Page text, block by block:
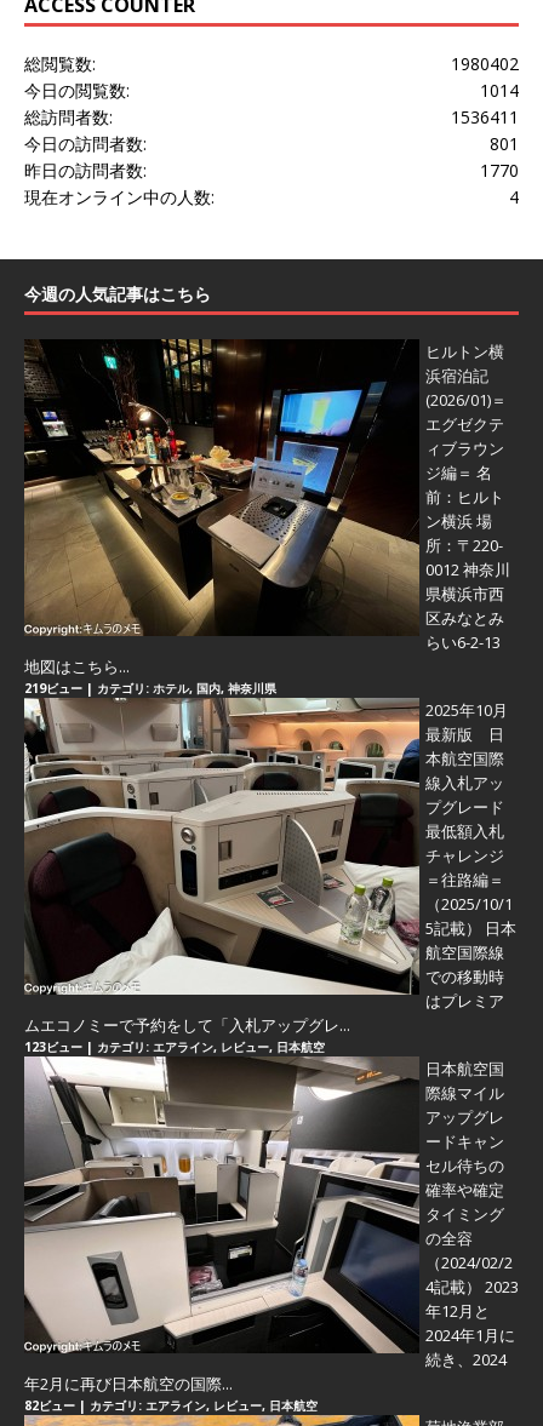
1980402
総閲覧数:
1014
今日の閲覧数:
1536411
総訪問者数:
801
今日の訪問者数:
1770
昨日の訪問者数:
4
現在オンライン中の人数:
今週の人気記事はこちら
ヒルトン横
浜宿泊記
(2026/01)＝
エグゼクテ
ィブラウン
ジ編＝ 名
前：ヒルト
ン横浜 場
所：〒220-
0012 神奈川
県横浜市西
区みなとみ
らい6-2-13
地図はこちら...
219ビュー | カテゴリ: ホテル, 国内, 神奈川県
2025年10月
最新版 日
本航空国際
線入札アッ
プグレード
最低額入札
チャレンジ
＝往路編＝
（2025/10/1
5記載） 日本
航空国際線
での移動時
はプレミア
ムエコノミーで予約をして「入札アップグレ...
123ビュー | カテゴリ: エアライン, レビュー, 日本航空
日本航空国
際線マイル
アップグレ
ードキャン
セル待ちの
確率や確定
タイミング
の全容
（2024/02/2
4記載） 2023
年12月と
2024年1月に
続き、2024
年2月に再び日本航空の国際...
82ビュー | カテゴリ: エアライン, レビュー, 日本航空